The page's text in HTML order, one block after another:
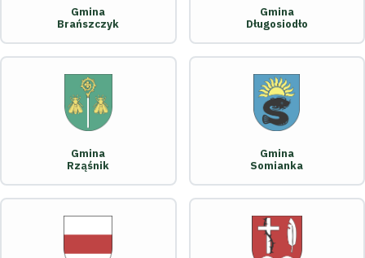
Gmina
Brańszczyk
Gmina
Długosiodło
Gmina
Rząśnik
Gmina
Somianka